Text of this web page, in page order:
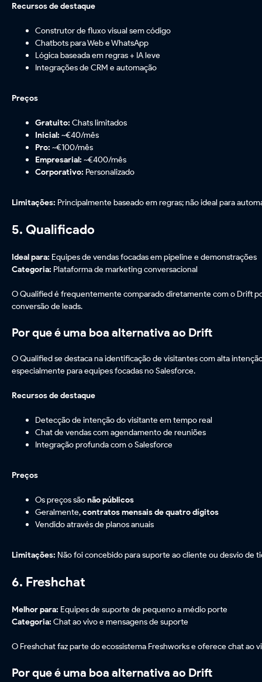
Recursos de destaque
Construtor de fluxo visual sem código
Chatbots para Web e WhatsApp
Lógica baseada em regras + IA leve
Integrações de CRM e automação
Preços
Gratuito: Chats limitados
Inicial: ~€40/mês
Pro: ~€100/mês
Empresarial: ~€400/mês
Corporativo: Personalizado
Limitações: Principalmente baseado em regras; não ideal para
5. Qualificado
Ideal para: Equipes de vendas focadas em pipeline e demonstrações
Categoria: Plataforma de marketing conversacional
O Qualified é frequentemente comparado diretamente com o Drift
conversão de leads.
Por que é uma boa alternativa ao Drift
O Qualified se destaca na identificação de visitantes com alta
especialmente para equipes focadas no Salesforce.
Recursos de destaque
Detecção de intenção do visitante em tempo real
Chat de vendas com agendamento de reuniões
Integração profunda com o Salesforce
Preços
Os preços sãonão públicos
Geralmente,contratos mensais de quatro dígitos
Vendido através de planos anuais
Limitações: Não foi concebido para suporte ao cliente ou desvio de
6. Freshchat
Melhor para: Equipes de suporte de pequeno a médio porte
Categoria: Chat ao vivo e mensagens de suporte
O Freshchat faz parte do ecossistema Freshworks e oferece chat ao
Por que é uma boa alternativa ao Drift